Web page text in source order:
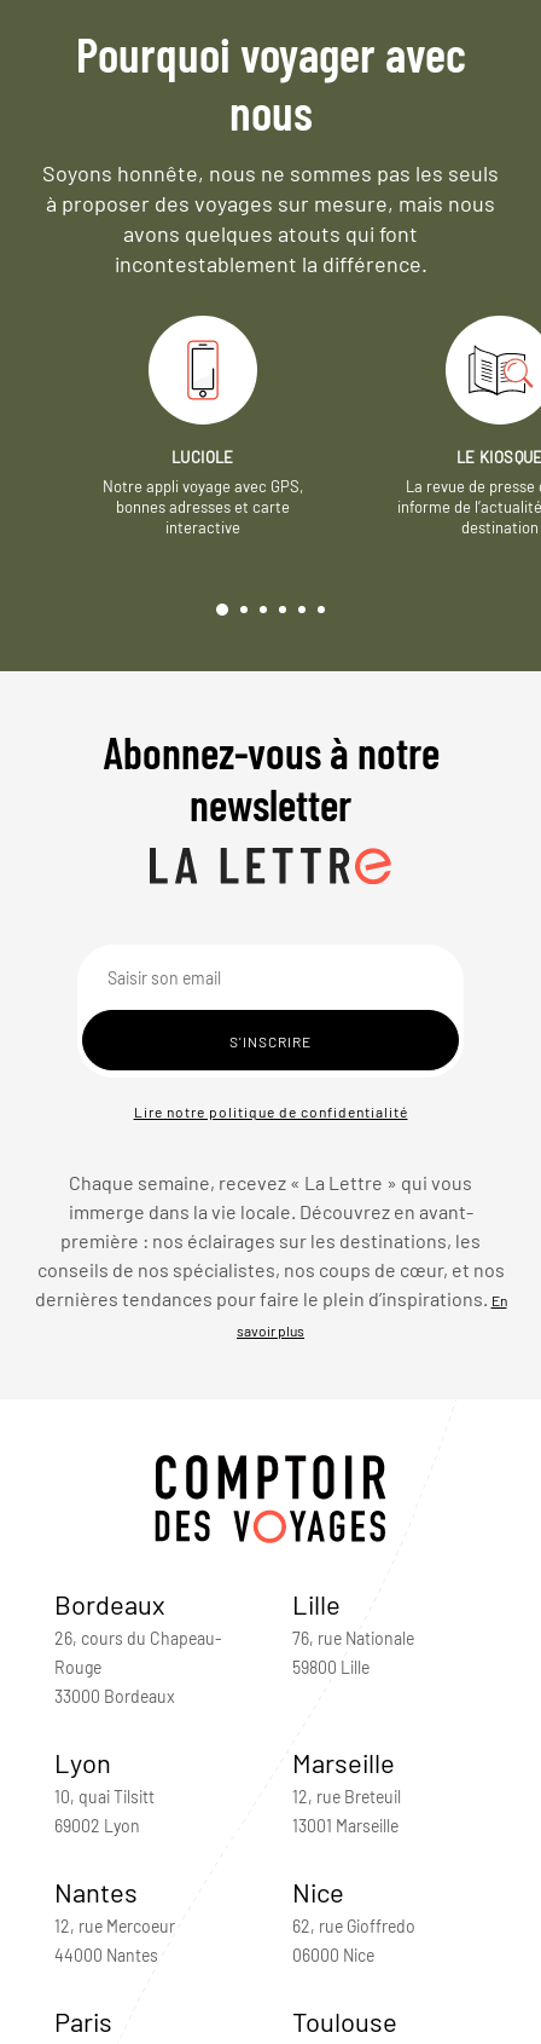
Pourquoi voyager avec
nous
Soyons honnête, nous ne sommes pas les seuls
à proposer des voyages sur mesure, mais nous
avons quelques atouts qui font
incontestablement la différence.
LUCIOLE
Notre appli voyage avec GPS,
bonnes adresses et carte
interactive
LE
La revue de presse
informe de
destination
Abonnez-vous à notre
newsletter
Lire notre politique de confidentialité
Chaque semaine, recevez « La Lettre » qui vous
immerge dans la vie locale. Découvrez en avant-
première : nos éclairages sur les destinations, les
conseils de nos spécialistes, nos coups de cœur, et nos
dernières tendances pour faire le plein d’inspirations.
En
savoir plus
Bordeaux
26, cours du Chapeau-
Rouge
33000 Bordeaux
Lille
76, rue Nationale
59800 Lille
Lyon
10, quai Tilsitt
69002 Lyon
Marseille
12, rue Breteuil
13001 Marseille
Nantes
12, rue Mercoeur
44000 Nantes
Nice
62, rue Gioffredo
06000 Nice
Paris Toulouse